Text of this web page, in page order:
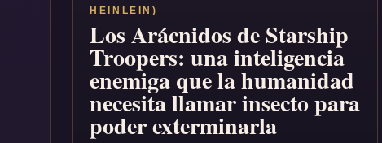
HEINLEIN)
Los Arácnidos de Starship
Troopers: una inteligencia
enemiga que la humanidad
necesita llamar insecto para
poder exterminarla